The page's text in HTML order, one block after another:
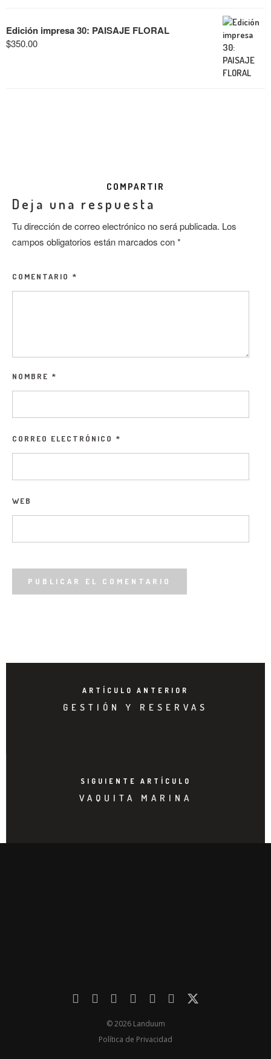
Edición impresa 30: PAISAJE FLORAL
$350.00
COMPARTIR
Deja una respuesta
Tu dirección de correo electrónico no será publicada. Los
campos obligatorios están marcados con*
COMENTARIO *
NOMBRE *
CORREO ELECTRÓNICO *
WEB
ARTÍCULO ANTERIOR
GESTIÓN Y RESERVAS
SIGUIENTE ARTÍCULO
VAQUITA MARINA
© 2026 Landuum
Política de Privacidad